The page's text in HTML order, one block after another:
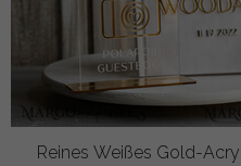
Reines Weißes Gold-